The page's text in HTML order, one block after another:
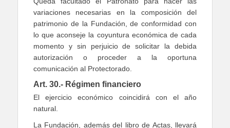
variaciones necesarias en la composición del
patrimonio de la Fundación, de conformidad con
lo que aconseje la coyuntura económica de cada
momento y sin perjuicio de solicitar la debida
autorización o proceder a la oportuna
comunicación al Protectorado.
Art. 30.- Régimen financiero
El ejercicio económico coincidirá con el año
natural.
La Fundación, además del libro de Actas, llevará